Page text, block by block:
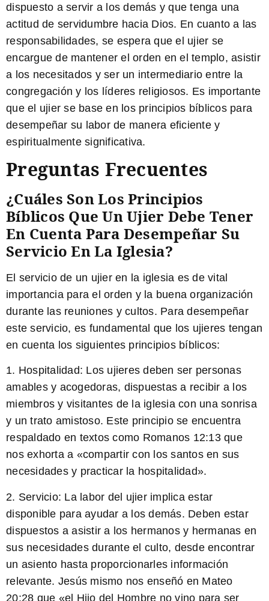
dispuesto a servir a los demás y que tenga una
actitud de servidumbre hacia Dios. En cuanto a las
responsabilidades, se espera que el ujier se
encargue de mantener el orden en el templo, asistir
a los necesitados y ser un intermediario entre la
congregación y los líderes religiosos. Es importante
que el ujier se base en los principios bíblicos para
desempeñar su labor de manera eficiente y
espiritualmente significativa.
Preguntas Frecuentes
¿Cuáles Son Los Principios
Bíblicos Que Un Ujier Debe Tener
En Cuenta Para Desempeñar Su
Servicio En La Iglesia?
El servicio de un ujier en la iglesia es de vital
importancia para el orden y la buena organización
durante las reuniones y cultos. Para desempeñar
este servicio, es fundamental que los ujieres tengan
en cuenta los siguientes principios bíblicos:
1. Hospitalidad: Los ujieres deben ser personas
amables y acogedoras, dispuestas a recibir a los
miembros y visitantes de la iglesia con una sonrisa
y un trato amistoso. Este principio se encuentra
respaldado en textos como Romanos 12:13 que
nos exhorta a «compartir con los santos en sus
necesidades y practicar la hospitalidad».
2. Servicio: La labor del ujier implica estar
disponible para ayudar a los demás. Deben estar
dispuestos a asistir a los hermanos y hermanas en
sus necesidades durante el culto, desde encontrar
un asiento hasta proporcionarles información
relevante. Jesús mismo nos enseñó en Mateo
20:28 que «el Hijo del Hombre no vino para ser